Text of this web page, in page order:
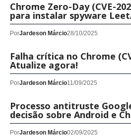
Chrome Zero-Day (CVE-
para instalar spyware
PorJardeson Márcio28/10/2025
Falha crítica no Chrome
Atualize agora!
PorJardeson Márcio11/09/2025
Processo antitruste
decisão sobre Android e
PorJardeson Márcio02/09/2025